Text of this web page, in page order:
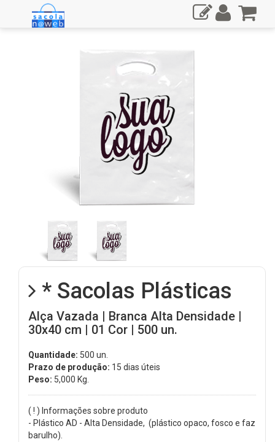
* Sacolas Plásticas
Alça Vazada | Branca Alta Densidade |
30x40 cm | 01 Cor | 500 un.
Quantidade: 500 un.
Prazo de produção: 15 dias úteis
Peso: 5,000 Kg.
( ! ) Informações sobre produto
- Plástico AD - Alta Densidade, (plástico opaco, fosco e faz
barulho).